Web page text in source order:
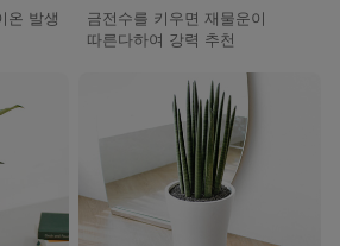
온 발생
금전수를 키우면 재물운이
따른다하여 강력 추천